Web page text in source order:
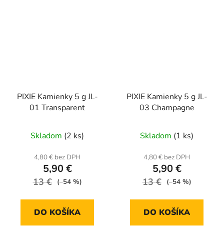
PIXIE Kamienky 5 g JL-
01 Transparent
Skladom (2 ks)
4,80 € bez DPH
5,90 €
13 € (–54 %)
DO KOŠÍKA
PIXIE Kamienky 5 g JL-
03 Champagne
Skladom (1 ks)
4,80 € bez DPH
5,90 €
13 € (–54 %)
DO KOŠÍKA